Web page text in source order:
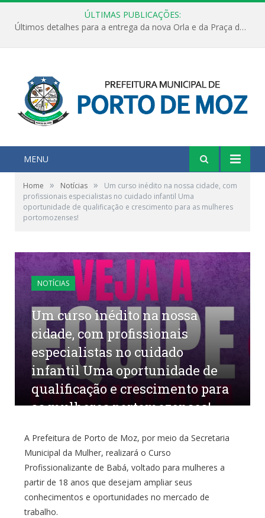
ÚLTIMAS PUBLICAÇÕES:
Últimos detalhes para a entrega da nova Orla e da Praça do Praião
MENU
Home » Notícias »
Um curso inédito na nossa cidade, com
profissionais especialistas no cuidado infantil Uma
oportunidade de qualificação e crescimento para as mulheres
portomozenses!
NOTÍCIAS
Um curso inédito na nossa
cidade, com profissionais
especialistas no cuidado
infantil Uma oportunidade de
qualificação e crescimento para
as mulheres portomozenses!
CR2-ADMIN22 21 DE MAIO DE 2026
COMENTÁRIOS
A Prefeitura de Porto de Moz, por meio da Secretaria
Municipal da Mulher, realizará o Curso
Profissionalizante de Babá, voltado para mulheres a
partir de 18 anos que desejam ampliar seus
conhecimentos e oportunidades no mercado de
trabalho.